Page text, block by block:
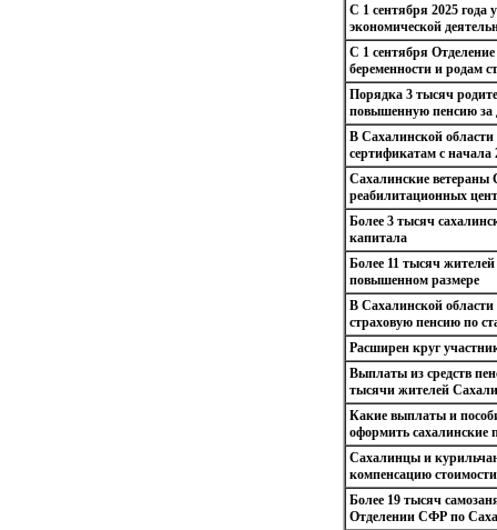
С 1 сентября 2025 года
экономической
С 1 сентября
беременности и родам
Порядка 3 тысяч
повышенную пенсию за
В Сахалинской
сертификатам с начала
Сахалинские ветераны
реабилитационных
Более 3 тысяч
капитала
Более 11 тысяч
повышенном размере
В Сахалинской области
страховую пенсию по
Расширен круг
Выплаты из средств
тысячи жителей
Какие выплаты и
оформить сахалинские
Сахалинцы и
компенсацию
Более 19 тысяч
Отделении СФР по